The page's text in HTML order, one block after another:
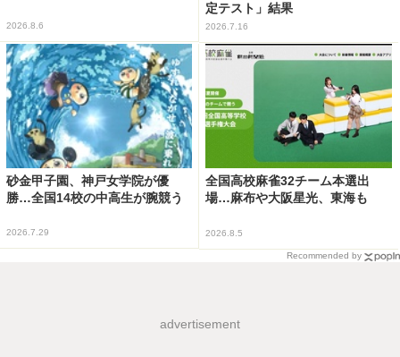
2026.8.6
定テスト」結果
2026.7.16
砂金甲子園、神戸女学院が優
勝…全国14校の中高生が腕競う
2026.7.29
全国高校麻雀32チーム本選出
場…麻布や大阪星光、東海も
2026.8.5
Recommended by
advertisement